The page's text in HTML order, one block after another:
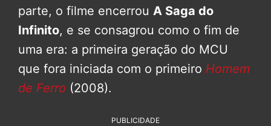
parte, o filme encerrou A Saga do
Infinito, e se consagrou como o fim de
uma era: a primeira geração do MCU
que fora iniciada com o primeiro Homem
de Ferro (2008).
PUBLICIDADE